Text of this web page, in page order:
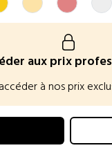
aux prix
à nos prix